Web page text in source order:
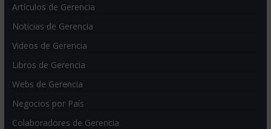
Artículos de Gerencia
Noticias de Gerencia
Videos de Gerencia
Libros de Gerencia
Webs de Gerencia
Negocios por País
Colaboradores de Gerencia